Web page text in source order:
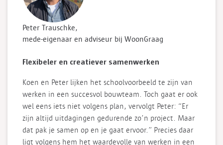
Peter Trauschke,
mede-eigenaar en adviseur bij WoonGraag
Flexibeler en creatiever samenwerken
Koen en Peter lijken het schoolvoorbeeld te zijn van
werken in een succesvol bouwteam. Toch gaat er ook
wel eens iets niet volgens plan, vervolgt Peter: “Er
zijn altijd uitdagingen gedurende zo’n project. Maar
dat pak je samen op en je gaat ervoor.” Precies daar
ligt volgens hem het waardevolle van werken in een